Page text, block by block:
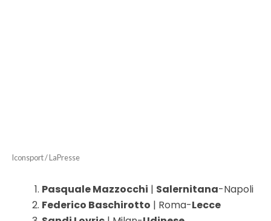
Iconsport / LaPresse
Pasquale Mazzocchi | Salernitana-Napoli
Federico Baschirotto | Roma-Lecce